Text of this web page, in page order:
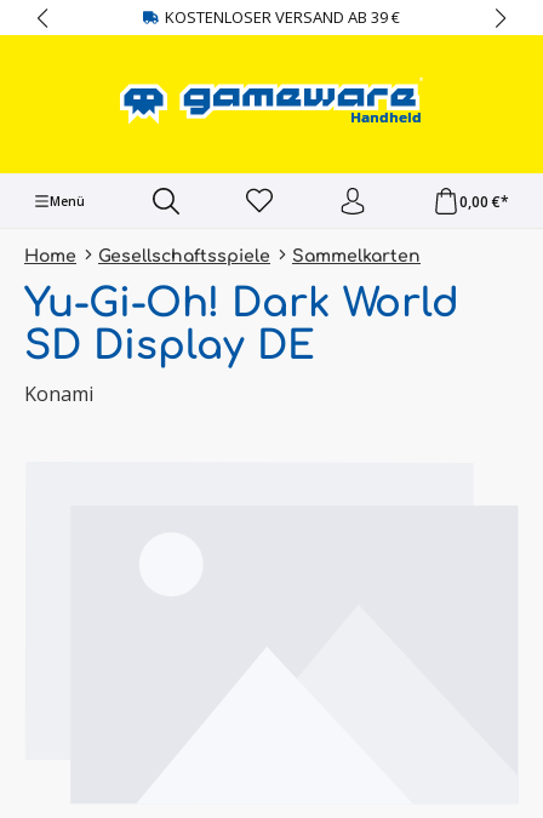
springen KOSTENLOSER VERSAND AB 39 €
Menü 0,00 €*
Home Gesellschaftsspiele Sammelkarten
Yu-Gi-Oh! Dark World
SD Display DE
Konami